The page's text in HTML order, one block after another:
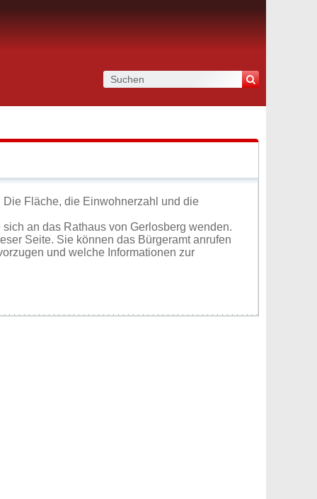
Fläche, die Einwohnerzahl und die
an das Rathaus von Gerlosberg wenden.
Seite. Sie können das Bürgeramt anrufen
und welche Informationen zur